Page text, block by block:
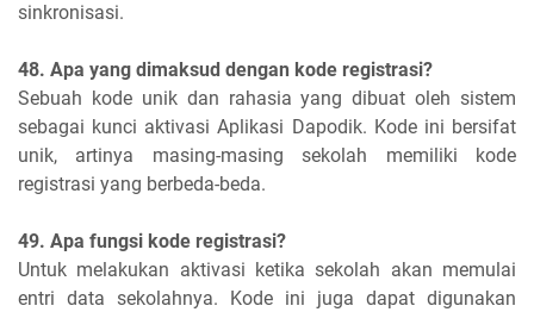
sinkronisasi.
48. Apa yang dimaksud dengan kode registrasi?
Sebuah kode unik dan rahasia yang dibuat oleh sistem
sebagai kunci aktivasi Aplikasi Dapodik. Kode ini bersifat
unik, artinya masing-masing sekolah memiliki kode
registrasi yang berbeda-beda.
49. Apa fungsi kode registrasi?
Untuk melakukan aktivasi ketika sekolah akan memulai
entri data sekolahnya. Kode ini juga dapat digunakan